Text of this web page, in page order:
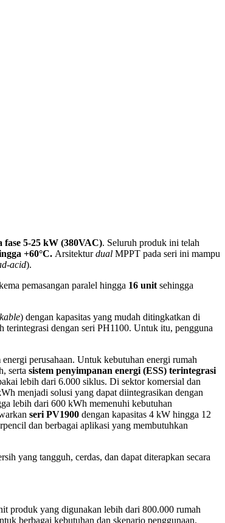
fase 5-25 kW (380VAC). Seluruh produk ini telah
+60°C. Arsitekturdual MPPT pada seri ini mampu
acid).
pemasangan paralel hingga 16 unit sehingga
) dengan kapasitas yang mudah ditingkatkan di
dengan seri PH1100. Untuk itu, pengguna
perusahaan. Untuk kebutuhan energi rumah
serta sistem penyimpanan energi (ESS) terintegrasi
lebih dari 6.000 siklus. Di sektor komersial dan
menjadi solusi yang dapat diintegrasikan dengan
lebih dari 600 kWh memenuhi kebutuhan
seri PV1900 dengan kapasitas 4 kW hingga 12
dan berbagai aplikasi yang membutuhkan
yang tangguh, cerdas, dan dapat diterapkan secara
produk yang digunakan lebih dari 800.000 rumah
berbagai kebutuhan dan skenario penggunaan.